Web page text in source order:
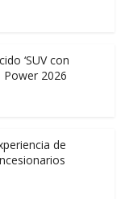
‘SUV con
Power 2026
de